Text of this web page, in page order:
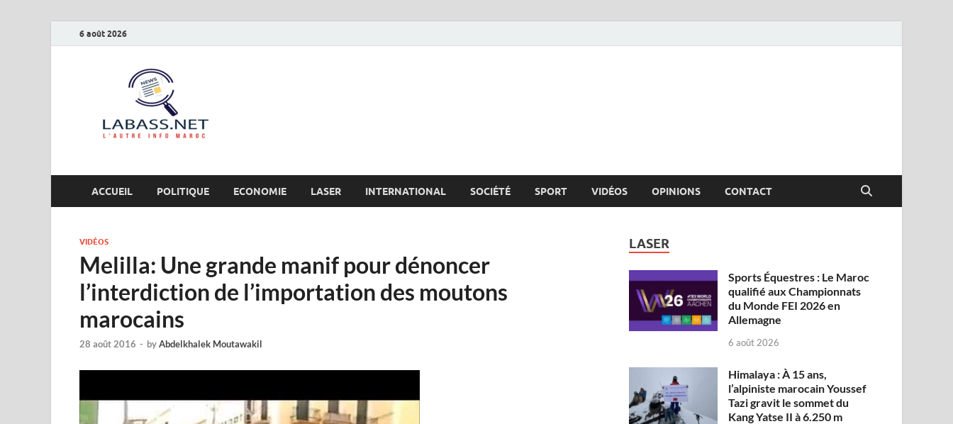
6 août 2026
ACCUEIL POLITIQUE ECONOMIE LASER INTERNATIONAL SOCIÉTÉ SPORT VIDÉOS OPINIONS CONTACT
VIDÉOS
Melilla: Une grande manif pour dénoncer
l’interdiction de l’importation des moutons
marocains
28 août 2016 - byAbdelkhalek Moutawakil
LASER
Sports Équestres : Le Maroc
qualifié aux Championnats
du Monde FEI 2026 en
Allemagne
6 août 2026
Himalaya : À 15 ans,
l’alpiniste marocain Youssef
Tazi gravit le sommet du
Kang Yatse II à 6.250 m